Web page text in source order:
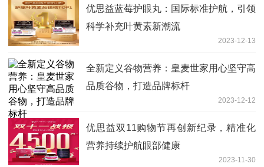
优思益蓝莓护眼丸：国际标准护航，引领
科学补充叶黄素新潮流
2023-12-13
全新定义谷物营养：皇麦世家用心坚守高
品质谷物，打造品牌标杆
2023-12-12
优思益双11购物节再创新纪录，精准化
营养持续护航眼部健康
2023-11-30